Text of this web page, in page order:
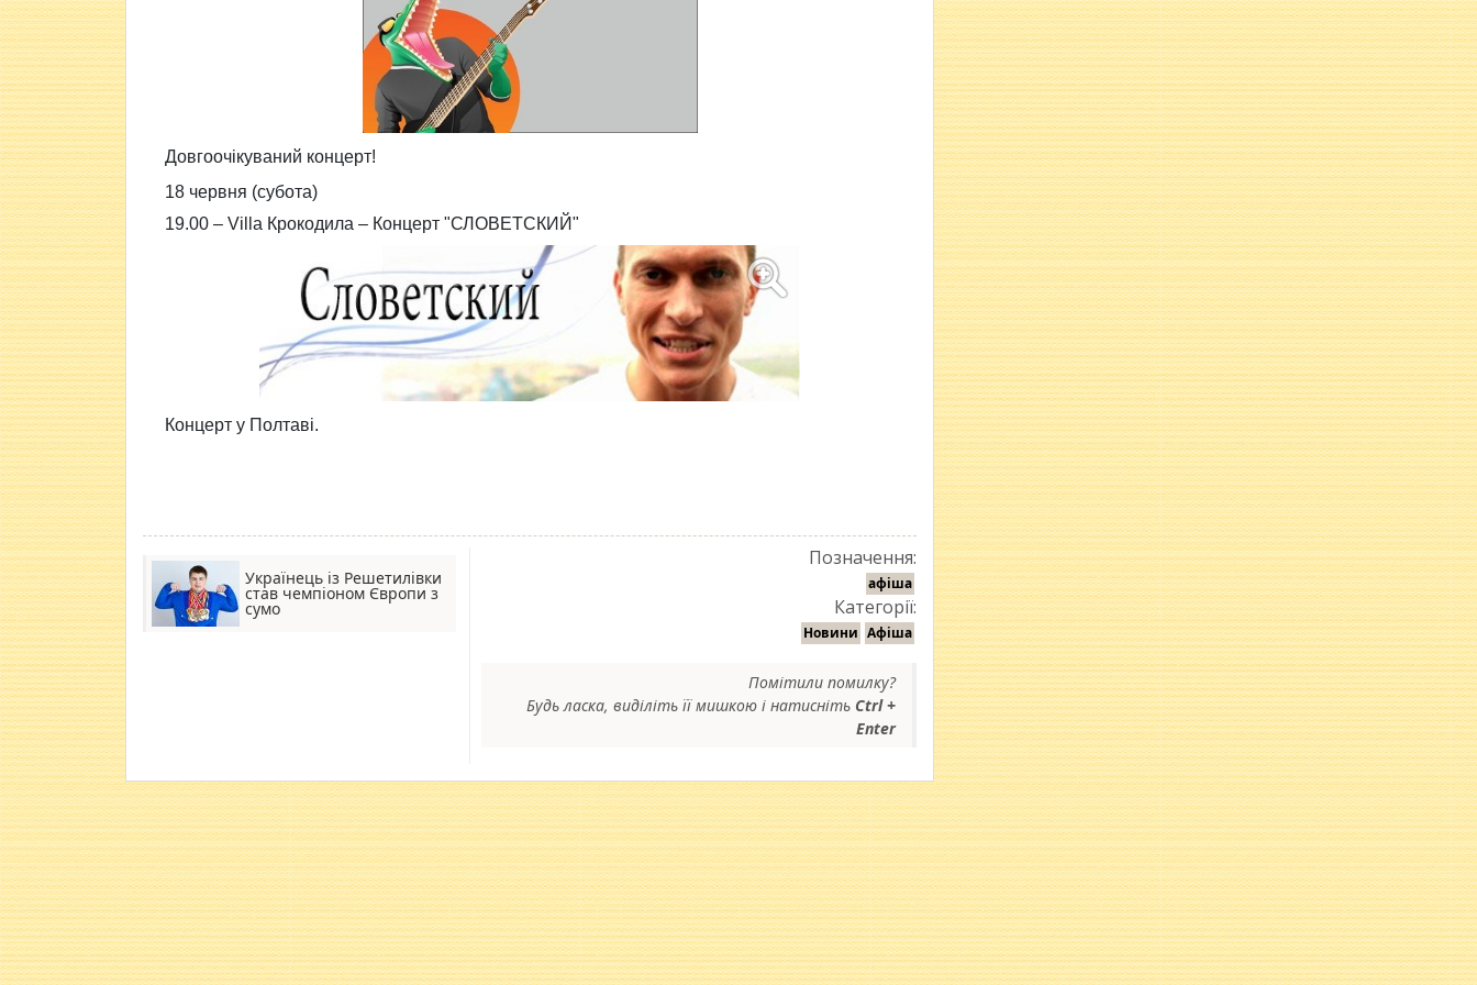
Довгоочікуваний концерт!
18 червня (субота)
19.00 – Villa Крокодила – Концерт "СЛОВЕТСКИЙ"
Концерт у Полтаві.
Українець із Решетилівки
став чемпіоном Європи з
сумо
Позначення:
афіша
Категорії:
Новини Афіша
Помітили помилку?
Будь ласка, виділіть її мишкою і натисніть Ctrl +
Enter